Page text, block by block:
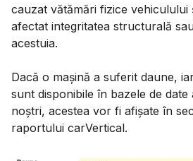
cauzat vătămări fizice vehiculului
afectat integritatea structurală
acestuia.
Dacă o mașină a suferit daune,
sunt disponibile în bazele de
noștri, acestea vor fi afișate în
raportului carVertical.